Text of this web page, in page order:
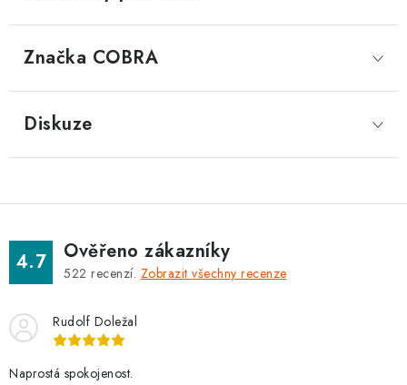
Značka COBRA
Diskuze
4.7 Ověřeno zákazníky
522 recenzí. Zobrazit všechny recenze
Rudolf Doležal
Naprostá spokojenost.